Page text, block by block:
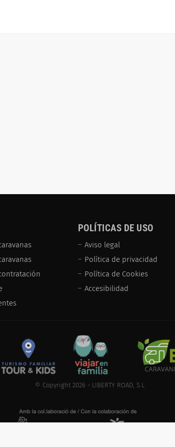
POLÍTICAS DE USO
Aviso legal
Política de privacidad
Política de Cookies
Accesibilidad
© Copyright 2026 - LIBERTY ROAD, S.L